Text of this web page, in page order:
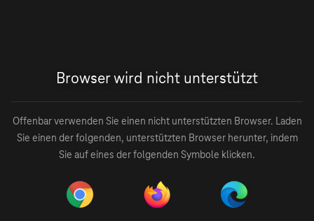
Browser wird nicht unterstützt
Offenbar verwenden Sie einen nicht unterstützten Browser. Laden
Sie einen der folgenden, unterstützten Browser herunter, indem
Sie auf eines der folgenden Symbole klicken.